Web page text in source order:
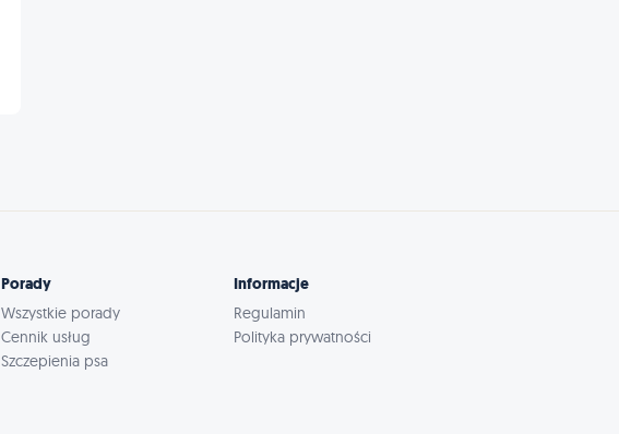
Porady
Wszystkie porady
Cennik usług
Szczepienia psa
Informacje
Regulamin
Polityka prywatności